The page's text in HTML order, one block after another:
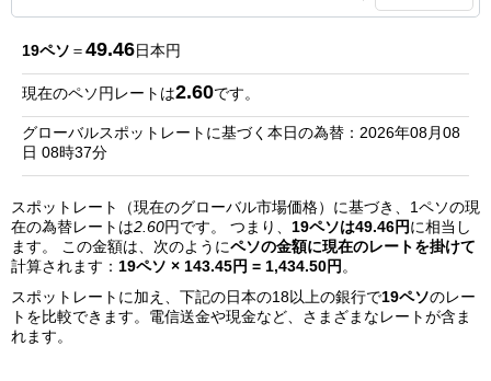
貨
一
覧
銀
行
リ
ス
ト
19ペソ ＝49.46日本円
現在のペソ円レートは2.60です。
グローバルスポットレートに基づく本日の為替：2026年08月08
日 08時37分
スポットレート（現在のグローバル市場価格）に基づき、1ペソの現
在の為替レートは2.60円です。 つまり、 19ペソは49.46円に相当し
ます。 この金額は、次のようにペソの金額に現在のレートを掛けて
計算されます： 19ペソ × 143.45円 = 1,434.50円 。
スポットレートに加え、下記の日本の18以上の銀行で19ペソのレー
トを比較できます。電信送金や現金など、さまざまなレートが含ま
れます。